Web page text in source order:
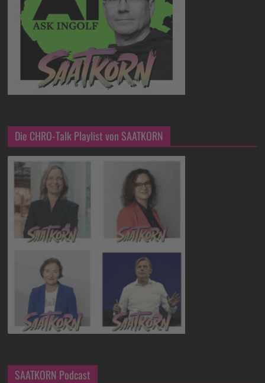
Die CHRO-Talk Playlist von SAATKORN
SAATKORN Podcast